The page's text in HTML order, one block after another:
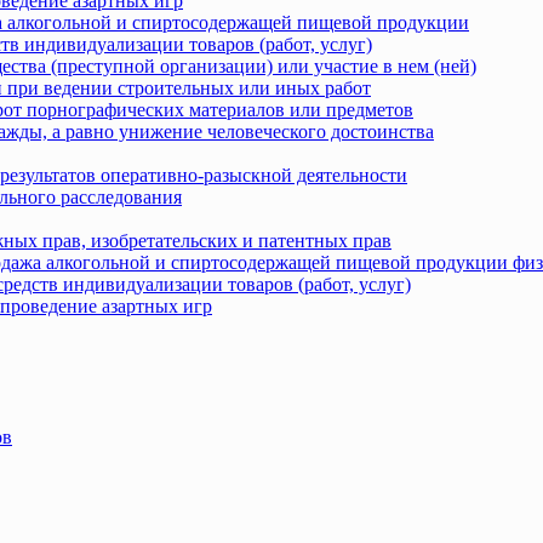
и спиртосодержащей пищевой продукции
индивидуализации товаров (работ, услуг)
(преступной организации) или участие в нем (ней)
ведении строительных или иных работ
порнографических материалов или предметов
а равно унижение человеческого достоинства
оперативно-разыскной деятельности
расследования
прав, изобретательских и патентных прав
алкогольной и спиртосодержащей пищевой продукции
индивидуализации товаров (работ, услуг)
азартных игр